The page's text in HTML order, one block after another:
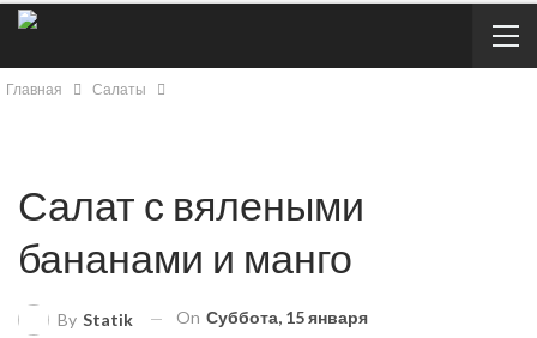
Главная Салаты
Салат с вялеными
бананами и манго
By Statik On Суббота, 15 января